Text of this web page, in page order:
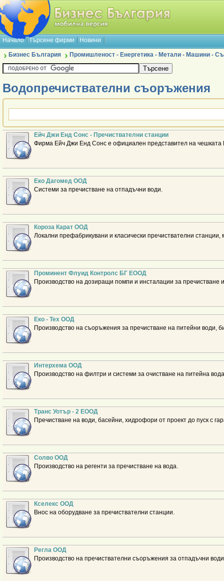
Начало Търсене фирми Новини
Бизнес България Промишленост - Енергетика - Метали - Машини -
Водопречиствателни съоръжения
Ейч Джи Енд Сонс - Пречиствателни станции
Фирма Ейч Джи Енд Сонс е официален представител на чешката
Еко Дагомед ООД
Системи за пречистване на отпадъчни води.
Короза Карат ООД
Локални префабрикувани и класически пречиствателни
Проминент Флуид Контролс БГ ЕООД
Производство на дозиращи помпи и инсталации за пречистване
Еко - Тех ООД
Производство на съоръжения за пречистване на питейни води,
Интерхема ООД
Производство на филтри и системи за очистване на питейна
Транс Уотър - 2 ЕООД
Пречистване на води, басейни, хидрофори от проект до пуск с
Солво ООД
Производство на регенти за пречистване на вода.
Кселекс ООД
Внос на оборудване за пречиствателни станции.
Регла ООД
Производство на пречиствателни съоръжения за отпадъчни